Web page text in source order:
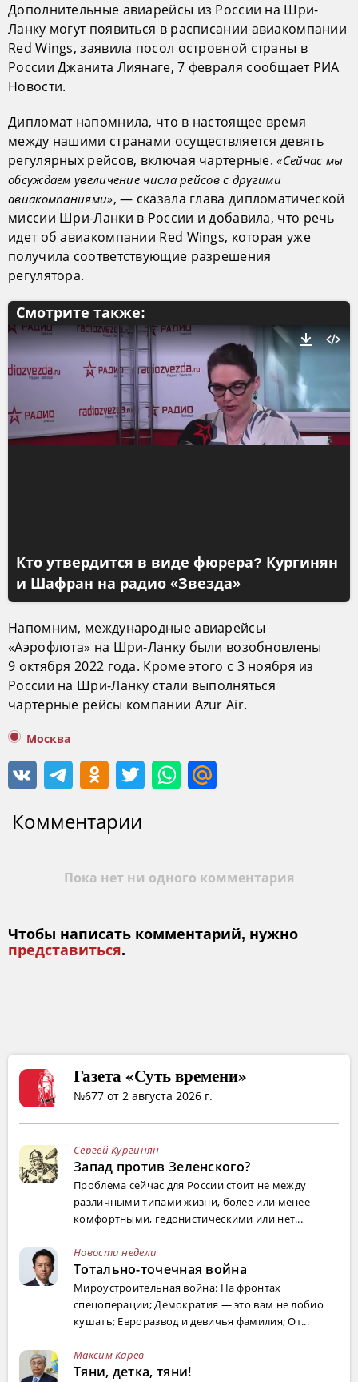
Дополнительные авиарейсы из России на Шри-
Ланку могут появиться в расписании авиакомпании
Red Wings, заявила посол островной страны в
России Джанита Лиянаге, 7 февраля сообщает РИА
Новости.
Дипломат напомнила, что в настоящее время
между нашими странами осуществляется девять
регулярных рейсов, включая чартерные.«Сейчас мы
обсуждаем увеличение числа рейсов с другими
авиакомпаниями», — сказала глава дипломатической
миссии Шри-Ланки в России и добавила, что речь
идет об авиакомпании Red Wings, которая уже
получила соответствующие разрешения
регулятора.
Смотрите также:
Кто утвердится в виде фюрера? Кургинян
и Шафран на радио «Звезда»
Напомним, международные авиарейсы
«Аэрофлота» на Шри-Ланку были возобновлены
9 октября 2022 года. Кроме этого с 3 ноября из
России на Шри-Ланку стали выполняться
чартерные рейсы компании Azur Air.
Москва
Комментарии
Пока нет ни одного комментария
Чтобы написать комментарий, нужно
представиться.
Газета «Суть времени»
№677 от 2 августа 2026 г.
Сергей Кургинян
Запад против Зеленского?
Проблема сейчас для России стоит не между
различными типами жизни, более или менее
комфортными, гедонистическими или нет...
Новости недели
Тотально-точечная война
Мироустроительная война: На фронтах
спецоперации; Демократия — это вам не лобио
кушать; Евроразвод и девичья фамилия; От...
Максим Карев
Тяни, детка, тяни!